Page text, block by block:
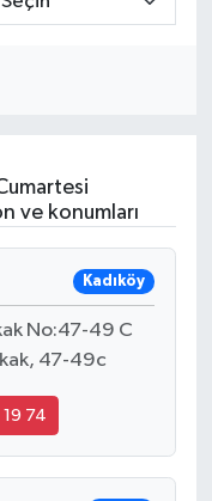
ve konumları
Kadıköy
No:47-49 C
47-49c
19 74